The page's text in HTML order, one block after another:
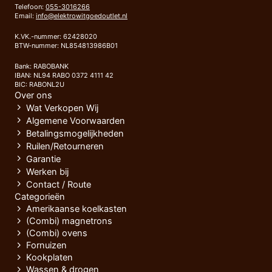
Telefoon: 055-3016266
Email: info@elektrowitgoedoutlet.nl
K.VK.-nummer: 62428020
BTW-nummer: NL854813986B01
Bank: RABOBANK
IBAN: NL94 RABO 0372 4111 42
BIC: RABONL2U
Over ons
Wat Verkopen Wij
Algemene Voorwaarden
Betalingsmogelijkheden
Ruilen/Retourneren
Garantie
Werken bij
Contact / Route
Categorieën
Amerikaanse koelkasten
(Combi) magnetrons
(Combi) ovens
Fornuizen
Kookplaten
Wassen & drogen